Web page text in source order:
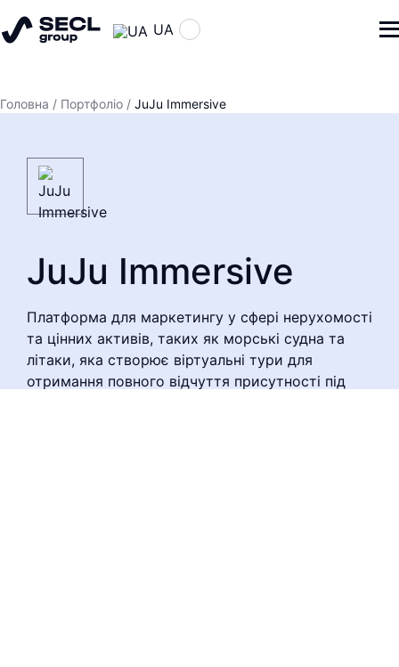
UA
Головна / Портфоліо / JuJu Immersive
JuJu Immersive
Платформа для маркетингу у сфері нерухомості
та цінних активів, таких як морські судна та
літаки, яка створює віртуальні тури для
отримання повного відчуття присутності під